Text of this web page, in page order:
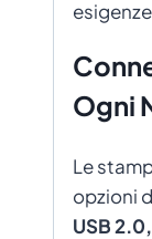
Ogni
Le
opzioni
USB